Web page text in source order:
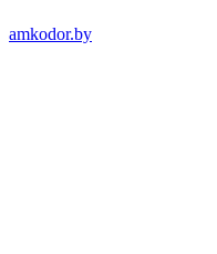
amkodor.by